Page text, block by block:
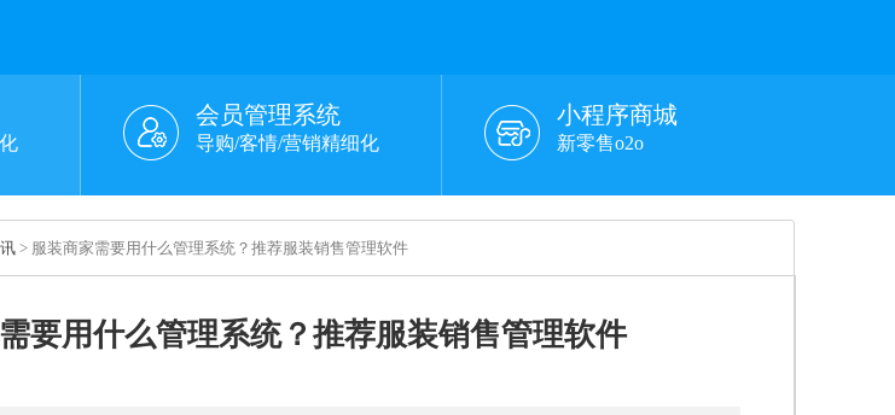
会员管理系统
导购/客情/营销精细化
小程序商城
新零售o2o
> 服装商家需要用什么管理系统？推荐服装销售管理软件
要用什么管理系统？推荐服装销售管理软件